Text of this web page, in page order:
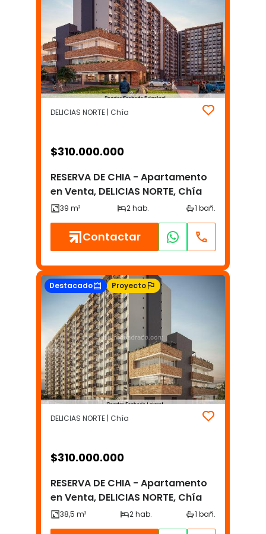
DELICIAS NORTE | Chía
$310.000.000
RESERVA DE CHIA - Apartamento
en Venta, DELICIAS NORTE, Chía
Contactar
Destacado Proyecto
DELICIAS NORTE | Chía
$310.000.000
RESERVA DE CHIA - Apartamento
en Venta, DELICIAS NORTE, Chía